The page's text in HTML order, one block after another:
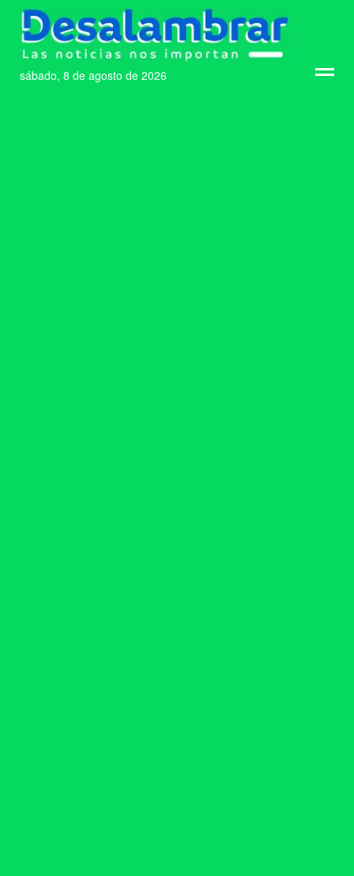
sábado, 8 de agosto de 2026